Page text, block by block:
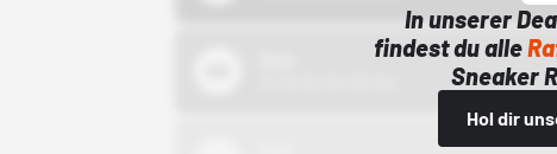
In unserer
findest du alle
Sneaker
Hol dir